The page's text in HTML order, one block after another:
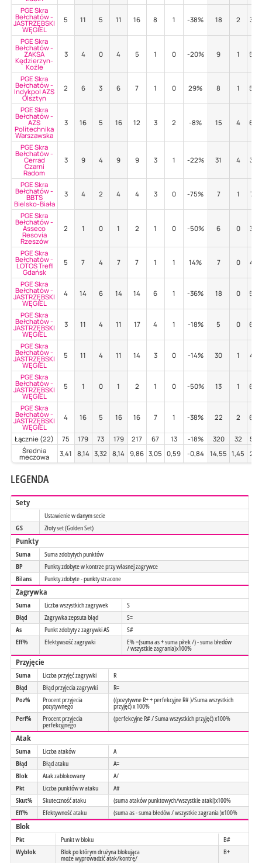
PGE Skra
Bełchatów -
JASTRZĘBSKI
WĘGIEL
5 11 5 11 16 8 1 -38% 18 2
PGE Skra
Bełchatów -
ZAKSA
Kędzierzyn-
Koźle
3 4 0 4 5 1 0 -20% 9 1
PGE Skra
Bełchatów -
Indykpol AZS
Olsztyn
2 6 3 6 7 1 0 29% 8 1
PGE Skra
Bełchatów -
AZS
Politechnika
Warszawska
3 16 5 16 12 3 2 -8% 15 4
PGE Skra
Bełchatów -
Cerrad
Czarni
Radom
3 9 4 9 9 3 1 -22% 31 4
PGE Skra
Bełchatów -
BBTS
Bielsko-Biała
3 4 2 4 4 3 0 -75% 7 1 71%
PGE Skra
Bełchatów -
Asseco
Resovia
Rzeszów
2 1 0 1 2 1 0 -50% 6 0
PGE Skra
Bełchatów -
LOTOS Trefl
Gdańsk
5 7 4 7 7 1 1 14% 7 0
PGE Skra
Bełchatów -
JASTRZĘBSKI
WĘGIEL
4 14 6 14 14 6 1 -36% 18 0
PGE Skra
Bełchatów -
JASTRZĘBSKI
WĘGIEL
3 11 4 11 17 4 1 -18% 5 0
PGE Skra
Bełchatów -
JASTRZĘBSKI
WĘGIEL
5 11 4 11 14 3 0 -14% 30 1
PGE Skra
Bełchatów -
JASTRZĘBSKI
WĘGIEL
5 1 0 1 2 1 0 -50% 13 1
PGE Skra
Bełchatów -
JASTRZĘBSKI
WĘGIEL
4 16 5 16 16 7 1 -38% 22 2
Łącznie (22) 75 179 73 179 217 67 13 -18% 320 32
Średnia
meczowa 3,41 8,14 3,32 8,14 9,86 3,05 0,59 -0,84 14,55 1,45
LEGENDA
Sety
Ustawienie w danym secie
GS
Złoty set (Golden Set)
Punkty
Suma
Suma zdobytych punktów
BP
Punkty zdobyte w kontrze przy własnej zagrywce
Bilans
Punkty zdobyte - punkty stracone
Zagrywka
Suma Liczba wszystkich zagrywek
S
Błąd
Zagrywka zepsuta błąd
S=
As
Punkt zdobyty z zagrywki AS
S#
Eff%
Efektywsość zagrywki E% =(suma as + suma piłek /) - suma błedów
/ wszystkie zagrania)x100%
Przyjęcie
Suma Liczba przyjęć zagrywki
R
Błąd
Błąd przyjecia zagrywki
R=
Poz%
Procent przyjecia
pozytywnego
((pozytywne R+ + perfekcyjne R# )/Suma wszystkich
przyjęć) x 100%
Perf%
Procent przyjecia
perfekcyjnego
(perfekcyjne R# / Suma wszystkich przyjęć) x100%
Atak
Suma Liczba ataków
A
Błąd
Błąd ataku
A=
Blok
Atak zablokowany
A/
Pkt
Liczba punktów w ataku
A#
Skut%
Skuteczność ataku
(suma ataków punktowych/wszystkie ataki)x100%
Eff%
Efektywność ataku (suma as - suma błedów / wszystkie zagrania )x100%
Blok
Pkt Punkt w bloku
B#
Wyblok
Blok po którym drużyna blokująca
może wyprowadzić atak/kontrę/
B+